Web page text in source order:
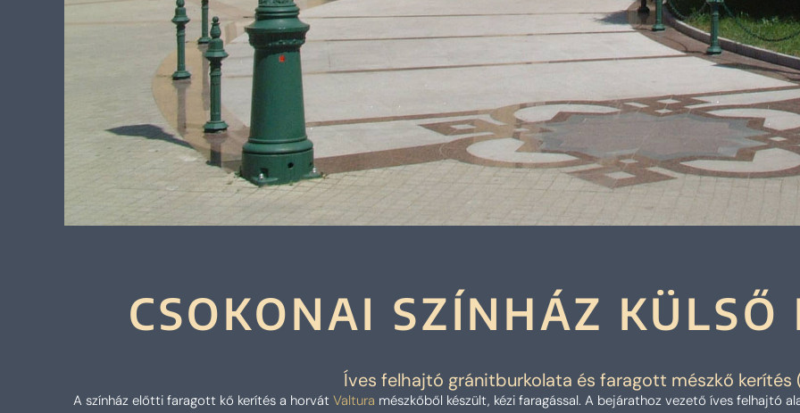
CSOKONAI SZÍNHÁZ KÜLSŐ
Íves felhajtó gránitburkolata és faragott mészkő
A színház előtti faragott kő kerítés a horvát Valtura mészkőből készült, kézi faragással. A bejárathoz vezető íves felhajtó